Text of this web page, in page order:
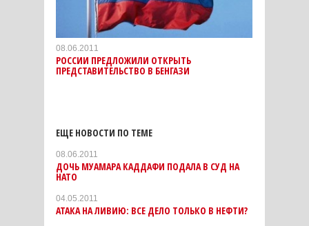
08.06.2011
РОССИИ ПРЕДЛОЖИЛИ ОТКРЫТЬ
ПРЕДСТАВИТЕЛЬСТВО В БЕНГАЗИ
ЕЩЕ НОВОСТИ ПО ТЕМЕ
08.06.2011
ДОЧЬ МУАМАРА КАДДАФИ ПОДАЛА В СУД НА
НАТО
04.05.2011
АТАКА НА ЛИВИЮ: ВСЕ ДЕЛО ТОЛЬКО В НЕФТИ?